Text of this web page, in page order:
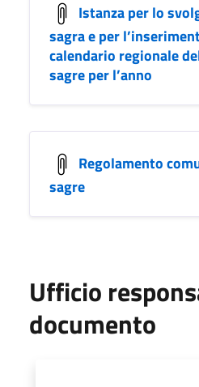
Istanza per lo
sagra e per
calendario regionale
sagre per l’anno
Regolamento
sagre
Ufficio
documento